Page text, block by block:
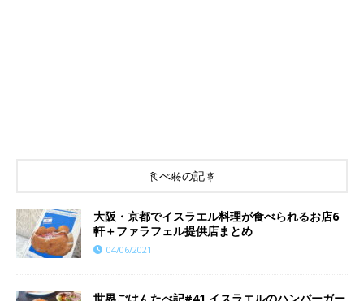
食べ物の記事
大阪・京都でイスラエル料理が食べられるお店6
軒＋ファラフェル提供店まとめ
04/06/2021